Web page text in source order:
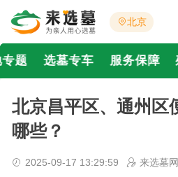
北京
题 选墓专车 服务保障
北京昌平区、通州区
哪些？
2025-09-17 13:29:59 来选墓网